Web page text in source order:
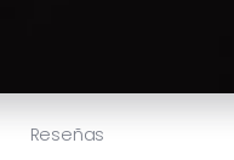
Reseñas